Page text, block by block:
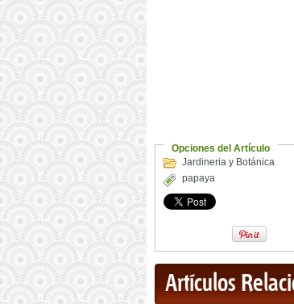
Opciones del Artículo
Jardineria y Botánica
papaya
Artículos